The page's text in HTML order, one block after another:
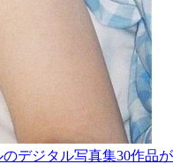
デジタル写真集30作品が